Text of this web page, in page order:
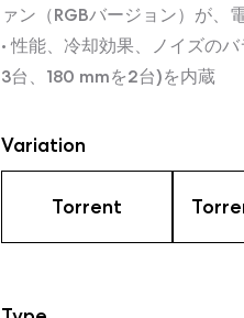
ァン（RGBバージョン）が、
• 性能、冷却効果、ノイズの
3台、180 mmを2台)を内蔵
Variation
Torrent